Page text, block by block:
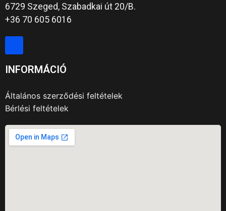
6729 Szeged, Szabadkai út 20/B.
+36 70 605 6016
INFORMÁCIÓ
Általános szerződési feltételek
Bérlési feltételek